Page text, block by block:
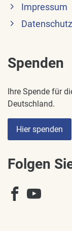
Impressum
Datenschutz
Spenden
Ihre Spende für
Deutschland.
Hier spenden
Folgen